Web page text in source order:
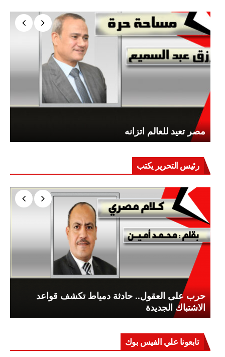
مصر تعيد للعالم اتزانه
رئيس التحرير يكتب
حرب على العقول.. حادثة دمياط تكشف قواعد
الاشتباك الجديدة
تابعونا علي الفيس بوك